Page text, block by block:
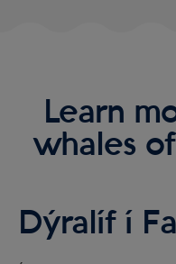
Learn
whales
Dýralíf í